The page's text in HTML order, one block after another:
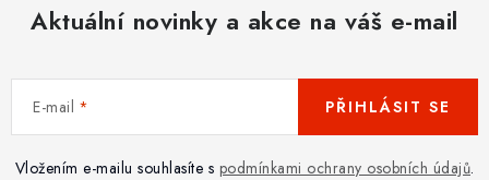
Aktuální novinky a akce na váš e-mail
E-mail
Vložením e-mailu souhlasíte s podmínkami ochrany osobních údajů.
PŘIHLÁSIT SE